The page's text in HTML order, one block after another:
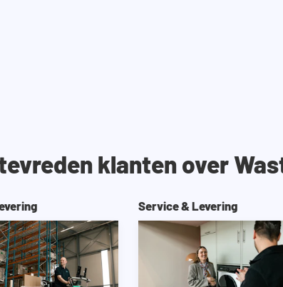
klanten over
Service & Levering